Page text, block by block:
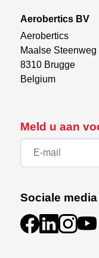
Meld u aan
Sociale media
Aerobertics BV
Aerobertics
Maalse Steenweg
8310 Brugge
Belgium